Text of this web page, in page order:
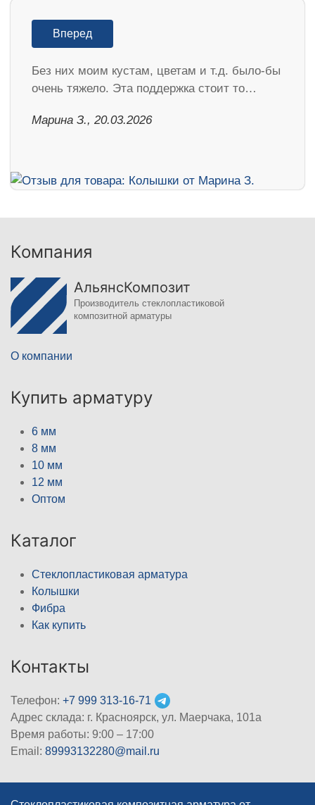
Вперед
Без них моим кустам, цветам и т.д. было-бы
очень тяжело. Эта поддержка стоит то…
Марина З., 20.03.2026
Компания
АльянсКомпозит
Производитель стеклопластиковой
композитной арматуры
О компании
Купить арматуру
6 мм
8 мм
10 мм
12 мм
Оптом
Каталог
Стеклопластиковая арматура
Колышки
Фибра
Как купить
Контакты
Телефон: +7 999 313-16-71
Адрес склада: г. Красноярск, ул. Маерчака, 101а
Время работы: 9:00 – 17:00
Email: 89993132280@mail.ru